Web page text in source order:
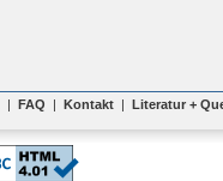
| FAQ | Kontakt | Literatur +